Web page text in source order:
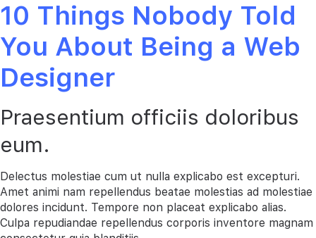
10 Things Nobody Told
You About Being a Web
Designer
Praesentium officiis doloribus
eum.
Delectus molestiae cum ut nulla explicabo est excepturi.
Amet animi nam repellendus beatae molestias ad molestiae
dolores incidunt. Tempore non placeat explicabo alias.
Culpa repudiandae repellendus corporis inventore magnam